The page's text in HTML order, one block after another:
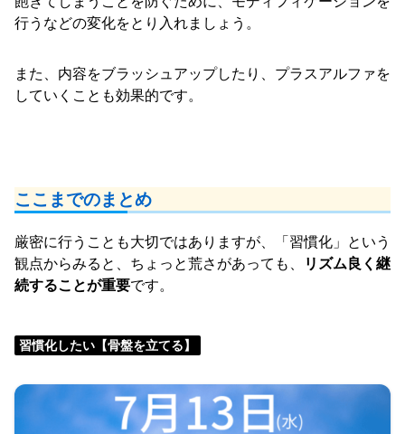
行うなどの変化をとり入れましょう。
また、内容をブラッシュアップしたり、プラスアルファを
していくことも効果的です。
ここまでのまとめ
厳密に行うことも大切ではありますが、「習慣化」という
観点からみると、ちょっと荒さがあっても、
リズム良く継
続することが重要です。
習慣化したい【骨盤を立てる】